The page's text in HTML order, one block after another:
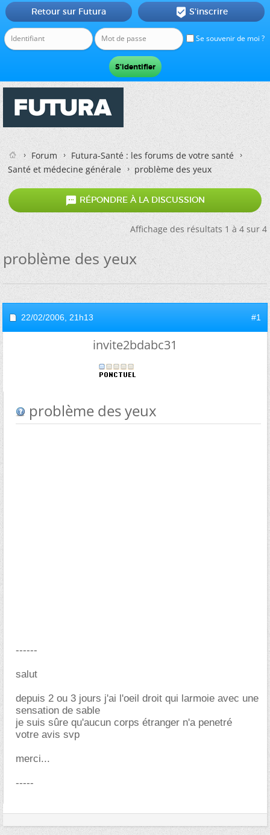
Se souvenir de moi ?
Retour sur Futura  S'inscrire
Forum
Futura-Santé : les forums de votre santé
Santé et médecine générale
problème des yeux
 RÉPONDRE À LA DISCUSSION
Affichage des résultats 1 à 4 sur 4
problème des yeux
22/02/2006, 21h13 #1
invite2bdabc31
problème des yeux
------
salut
depuis 2 ou 3 jours j'ai l'oeil droit qui larmoie avec une
sensation de sable
je suis sûre qu'aucun corps étranger n'a penetré
votre avis svp
merci...
-----